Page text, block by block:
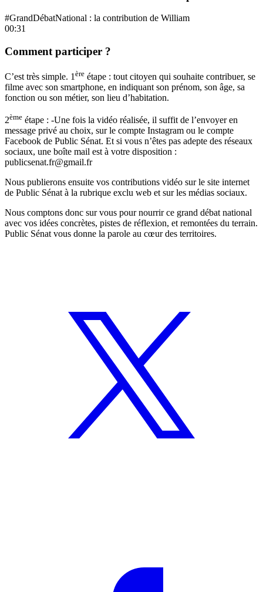
#GrandDébatNational : la contribution de William
00:31
Comment participer ?
C’est très simple. 1 ère étape : tout citoyen qui souhaite contribuer, se
filme avec son smartphone, en indiquant son prénom, son âge, sa
fonction ou son métier, son lieu d’habitation.
2ème étape : -Une fois la vidéo réalisée, il suffit de l’envoyer en
message privé au choix, sur le compte Instagram ou le compte
Facebook de Public Sénat. Et si vous n’êtes pas adepte des réseaux
sociaux, une boîte mail est à votre disposition :
publicsenat.fr@gmail.fr
Nous publierons ensuite vos contributions vidéo sur le site internet
de Public Sénat à la rubrique exclu web et sur les médias sociaux.
Nous comptons donc sur vous pour nourrir ce grand débat national
avec vos idées concrètes, pistes de réflexion, et remontées du terrain.
Public Sénat vous donne la parole au cœur des territoires.